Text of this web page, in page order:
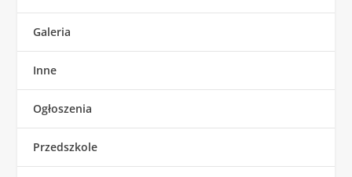
Galeria
Inne
Ogłoszenia
Przedszkole